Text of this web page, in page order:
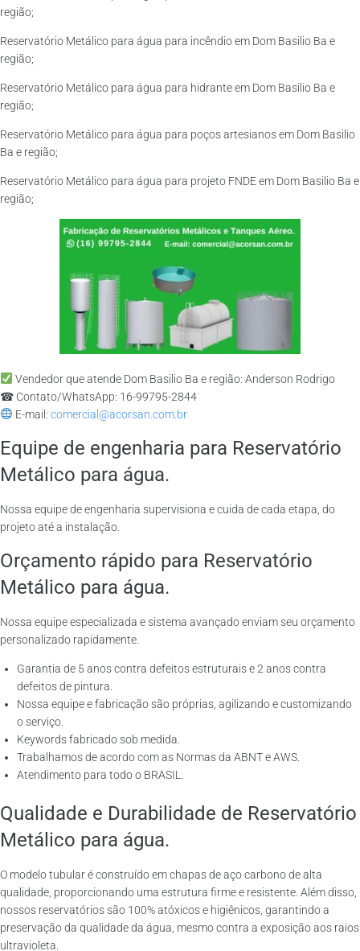
região;
Reservatório Metálico para água para incêndio em Dom Basilio Ba e
região;
Reservatório Metálico para água para hidrante em Dom Basilio Ba e
região;
Reservatório Metálico para água para poços artesianos em Dom Basilio
Ba e região;
Reservatório Metálico para água para projeto FNDE em Dom Basilio Ba e
região;
Vendedor que atende Dom Basilio Ba e região: Anderson Rodrigo
☎ Contato/WhatsApp: 16-99795-2844
E-mail: comercial@acorsan.com.br
Equipe de engenharia para Reservatório
Metálico para água.
Nossa equipe de engenharia supervisiona e cuida de cada etapa, do
projeto até a instalação.
Orçamento rápido para Reservatório
Metálico para água.
Nossa equipe especializada e sistema avançado enviam seu orçamento
personalizado rapidamente.
Garantia de 5 anos contra defeitos estruturais e 2 anos contra
defeitos de pintura.
Nossa equipe e fabricação são próprias, agilizando e customizando
o serviço.
Keywords fabricado sob medida.
Trabalhamos de acordo com as Normas da ABNT e AWS.
Atendimento para todo o BRASIL.
Qualidade e Durabilidade de Reservatório
Metálico para água.
O modelo tubular é construído em chapas de aço carbono de alta
qualidade, proporcionando uma estrutura firme e resistente. Além disso,
nossos reservatórios são 100% atóxicos e higiênicos, garantindo a
preservação da qualidade da água, mesmo contra a exposição aos raios
ultravioleta.